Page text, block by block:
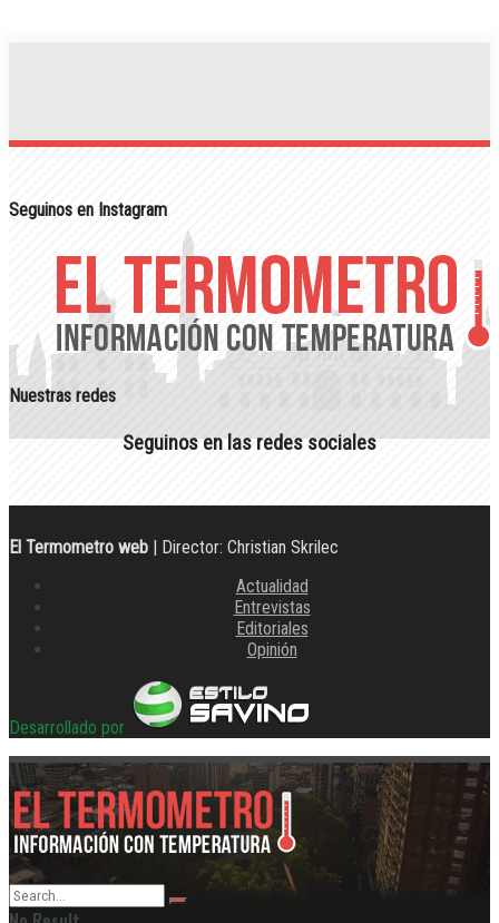
Seguinos en Instagram
Nuestras redes
Seguinos en las redes sociales
El Termometro web | Director: Christian Skrilec
Actualidad
Entrevistas
Editoriales
Opinión
Desarrollado por